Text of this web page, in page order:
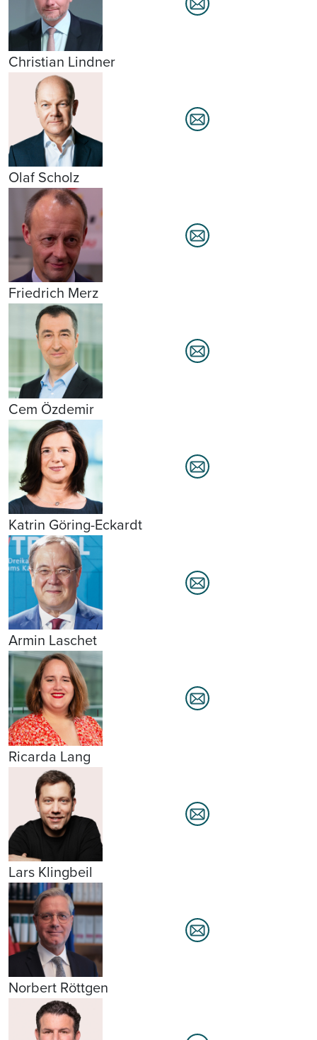
Christian Lindner
Olaf Scholz
Friedrich Merz
Cem Özdemir
Katrin Göring-Eckardt
Armin Laschet
Ricarda Lang
Lars Klingbeil
Norbert Röttgen